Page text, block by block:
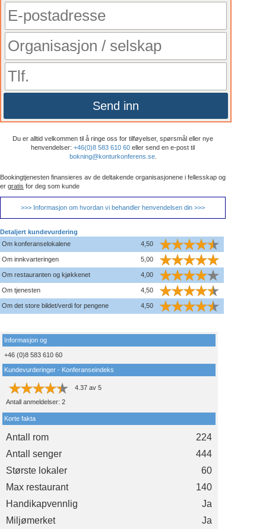
Send inn
Du er alltid velkommen til å ringe oss for tilføyelser, spørsmål eller nye
henvendelser: +46(0)8 583 610 60 eller send en e-post til
bokning@konturkonferens.se.
Bookingtjenesten finansieres av de deltakende organisasjonene i fellesskap og
er gratis for deg som kunde
>>> Informasjon om hvordan vi behandler henvendelsen din >>>
Detaljert kundevurdering
Om konferanselokalene
4,50
Om innkvarteringen 5,00
Om restauranten og kjøkkenet 4,00
Om tjenesten 4,50
Om det store bildet/verdi for pengene 4,50
Informasjon og
+46 (0)8 583 610 60
Kundevurderinger - Konferanseindeks
4.37 av 5
Antall anmeldelser: 2
Korte fakta
Antall rom
224
Antall senger
444
Største lokaler
60
Max restaurant
140
Handikapvennlig
Ja
Miljømerket
Ja